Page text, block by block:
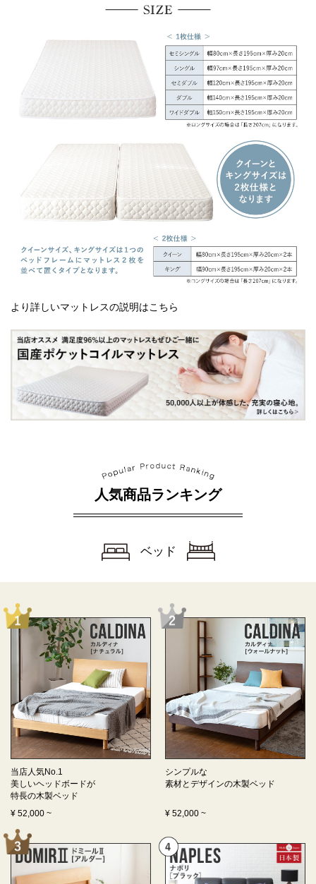
より詳しいマットレスの説明はこちら
人気商品ランキング
ベッド
当店人気No.1
美しいヘッドボードが
特長の木製ベッド
¥ 52,000 ~
シンプルな
素材とデザインの木製ベッド
¥ 52,000 ~